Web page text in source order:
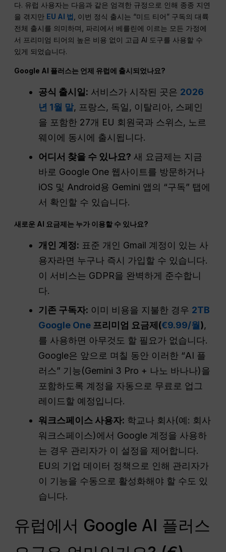
다. 유럽 사용자는 다음과 같은 엄격한 규정으로 인해 종종 지연
을 겪지만 EU AI 법 , 이번 정식 출시는 “미드 티어” 구독의 대륙
전체 출시를 의미하며, 파리에서 베를린에 이르는 모든 가정에
서 프리미엄 티어의 높은 비용 없이 고급 AI 도구를 사용할 수
있게 되었습니다.
Google AI 플러스는 언제 유럽에 출시되었나요?
공식 출시일: 서비스가 시작된 곳은 2026
년 1월 말, 프랑스, 독일, 이탈리아, 스페인
을 포함한 27개 EU 회원국과 스위스, 노르
웨이에 동시에 출시됩니다.
어디서 찾을 수 있나요? 새 요금제는 지금
바로 Google One 웹사이트를 방문하거나
iOS 및 Android용 Gemini 앱의 “구독” 탭에
서 확인할 수 있습니다.
새로운 AI 요금제는 누가 이용할 수 있나요?
개인 계정: 표준 개인 Gmail 계정이 있는 사
용자라면 누구나 즉시 가입할 수 있습니다.
이 서비스는 GDPR을 완벽하게 준수합니
다.
기존 구독자: 이미 비용을 지불한 경우 2TB
Google One 프리미엄 요금제(€9.99/월),
를 사용하면 아무것도 할 필요가 없습니다.
Google은 앞으로 며칠 동안 이러한 “AI 플
러스” 기능(Gemini 3 Pro + 나노 바나나)을
포함하도록 계정을 자동으로 무료로 업그
레이드할 예정입니다.
워크스페이스 사용자: 학교나 회사(예: 회사
워크스페이스)에서 Google 계정을 사용하
는 경우 관리자가 이 설정을 제어합니다.
EU의 기업 데이터 정책으로 인해 관리자가
이 기능을 수동으로 활성화해야 할 수도 있
습니다.
유럽에서 Google AI 플러스